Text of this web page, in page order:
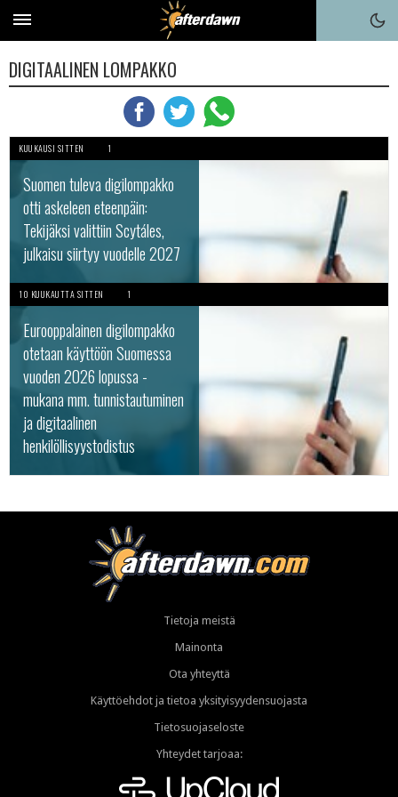
DIGITAALINEN LOMPAKKO
KUUKAUSI SITTEN 1
Suomen tuleva digilompakko
otti askeleen eteenpäin:
Tekijäksi valittiin Scytáles,
julkaisu siirtyy vuodelle 2027
10 KUUKAUTTA SITTEN 1
Eurooppalainen digilompakko
otetaan käyttöön Suomessa
vuoden 2026 lopussa -
mukana mm. tunnistautuminen
ja digitaalinen
henkilöllisyystodistus
Tietoja meistä
Mainonta
Ota yhteyttä
Käyttöehdot ja tietoa yksityisyydensuojasta
Tietosuojaseloste
Yhteydet tarjoaa: